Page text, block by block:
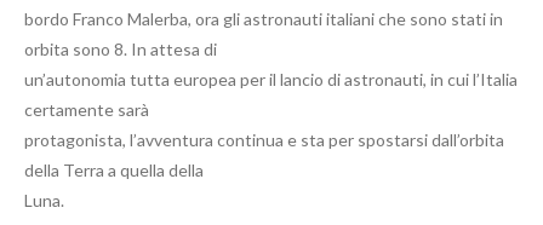
bordo Franco Malerba, ora gli astronauti italiani che sono stati in
orbita sono 8. In attesa di
un’autonomia tutta europea per il lancio di astronauti, in cui l’Italia
certamente sarà
protagonista, l’avventura continua e sta per spostarsi dall’orbita
della Terra a quella della
Luna.